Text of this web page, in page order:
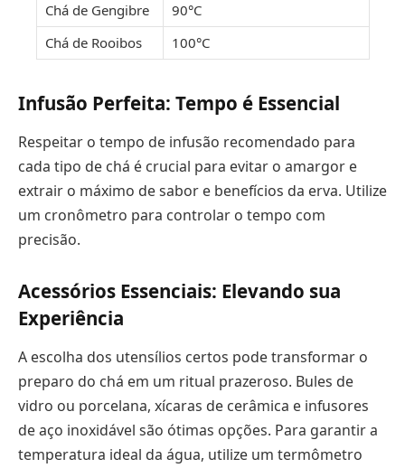
Chá de Gengibre
90°C
Chá de Rooibos
100°C
Infusão Perfeita: Tempo é Essencial
Respeitar o tempo de infusão recomendado para
cada tipo de chá é crucial para evitar o amargor e
extrair o máximo de sabor e benefícios da erva. Utilize
um cronômetro para controlar o tempo com
precisão.
Acessórios Essenciais: Elevando sua
Experiência
A escolha dos utensílios certos pode transformar o
preparo do chá em um ritual prazeroso. Bules de
vidro ou porcelana, xícaras de cerâmica e infusores
de aço inoxidável são ótimas opções. Para garantir a
temperatura ideal da água, utilize um termômetro